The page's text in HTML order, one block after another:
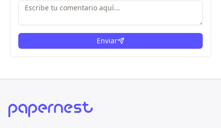
Enviar